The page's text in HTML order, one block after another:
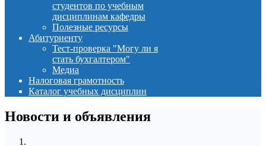
студентов по учебным
дисциплинам кафедры
Полезные ресурсы
Абитуриенту
Тест-проверка "Могу ли я
стать бухгалтером"
Медиа
Налоговая грамотность
Каталог учебных дисциплин
Новости и объявления